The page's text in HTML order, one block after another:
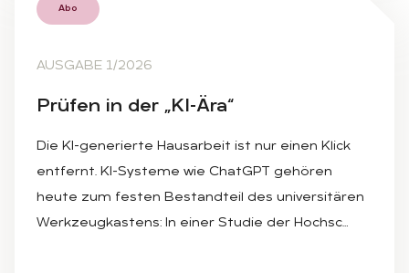
Abo
AUSGABE 1/2026
Prü­fen in der „KI-Ära“
Die KI-generierte Hausarbeit ist nur einen Klick
entfernt. KI-Systeme wie ChatGPT gehören
heute zum festen Bestandteil des universitären
Werkzeugkastens: In einer Studie der Hochsc…